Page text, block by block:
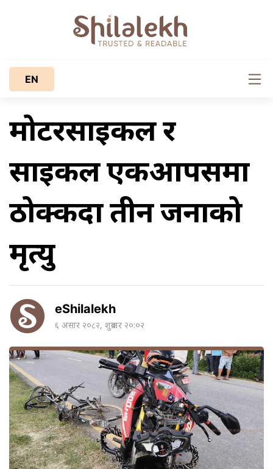
EN
मोटरसाइकल र
साइकल एकआपसमा
ठोक्किँदा तीन जनाको
मृत्यु
eShilalekh
६ असार २०८२, शुक्रबार २०:०२